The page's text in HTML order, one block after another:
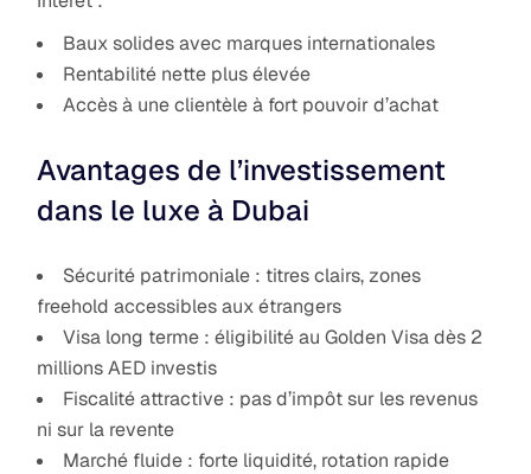
Baux solides avec marques internationales
Rentabilité nette plus élevée
Accès à une clientèle à fort pouvoir d’achat
Avantages de l’investissement
dans le luxe à Dubai
Sécurité patrimoniale : titres clairs, zones
freehold accessibles aux étrangers
Visa long terme : éligibilité au Golden Visa dès 2
millions AED investis
Fiscalité attractive : pas d’impôt sur les revenus
ni sur la revente
Marché fluide : forte liquidité, rotation rapide